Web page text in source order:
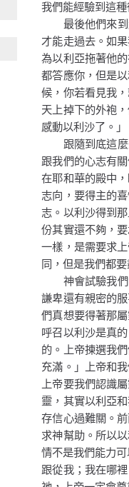
我們能經驗到這
最後他們來
才能走過去。如
為以利亞拖著他
都答應你，但是
候，你若看見我
天上掉下的外袍
感動以利沙了。」
跟隨到底這
跟我們的心志有
在耶和華的殿中
志向，要得主的喜
志。以利沙得到
份其實還不夠，
一樣，是需要求
同，但是我們都
神會試驗我
謙卑還有親密的
們真想要得著那
呼召以利沙是真
的。上帝揀選我
充滿。」
上帝和
上帝要我們認識
靈，其實以利亞
存信心過難關。
求神幫助。所以
情不是我們能力
跟從我；我在哪